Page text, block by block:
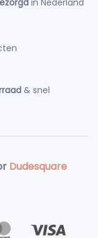
in Nederland
& snel
Dudesquare